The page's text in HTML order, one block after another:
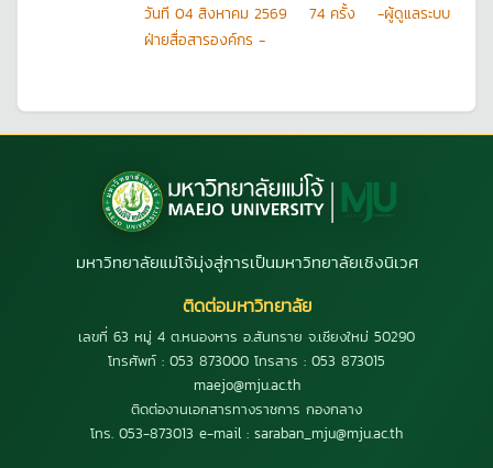
วันที 04 สิงหาคม 2569 74 ครั้ง
-ผู้ดูแลระบบ
ฝ่ายสื่อสารองค์กร -
มหาวิทยาลัยแม่โจ้มุ่งสู่การเป็นมหาวิทยาลัยเชิงนิเวศ
ติดต่อมหาวิทยาลัย
เลขที่ 63 หมู่ 4 ต.หนองหาร อ.สันทราย จ.เชียงใหม่ 50290
โทรศัพท์ : 053 873000 โทรสาร : 053 873015
maejo@mju.ac.th
ติดต่องานเอกสารทางราชการ กองกลาง
โทร. 053-873013 e-mail : saraban_mju@mju.ac.th